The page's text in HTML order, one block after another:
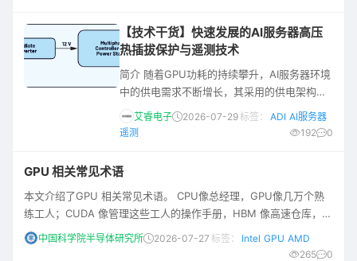
方案。 经历深刻变革的数据中心供电架构 全球数据中心的电力需求
正以惊人的增长速度，其中AI是【技术干货】快速发展的AI服务器高压
热插拔保护与遥测技术
简介 随着GPU功耗的持续攀升，AI服务器环境
中的供电需求不断增长，其采用的供电架构从
48V向800V的转型变化，驱动着AI数据中心基
础设施的演进，这种高压架构为系统保护与监
器的未来发展趋势，以及ADI在高压热插拔保护
领域的持续创新成果。 数据中心热插拔控制器
的未来发展 随着AI工作负载不断加重，服务器
环境中的GPU催
艾睿电子 2026-07-29标签： ADI AI服务器
遥测
192 0
GPU 相关常见术语
本文介绍了GPU 相关常见术语。 CPU像总经理，GPU像几万个熟
练工人；CUDA 像管理这些工人的操作手册，HBM 像高速仓库，
NVLink 像工厂之间的专用高铁。AI 模型越大、Token 调用越多，
对 GPU、显存、互联、电力和散热的要求就越高。 你可以把 GPU
中国科学院半导体研究所 2026-07-27 标签： Intel GPU AMD
265
0